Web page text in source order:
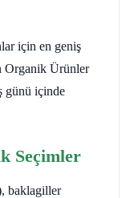
için en geniş
Organik Ürünler
günü içinde
Seçimler
baklagiller